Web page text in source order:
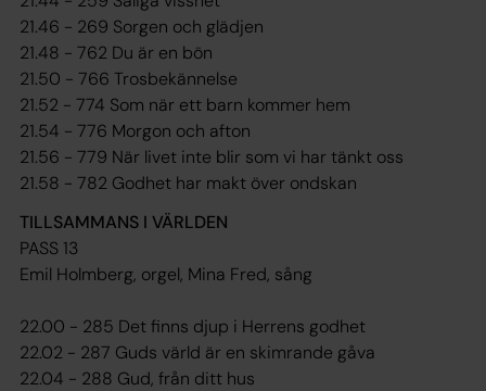
21.46 - 269 Sorgen och glädjen
21.48 - 762 Du är en bön
21.50 - 766 Trosbekännelse
21.52 - 774 Som när ett barn kommer hem
21.54 - 776 Morgon och afton
21.56 - 779 När livet inte blir som vi har tänkt oss
21.58 - 782 Godhet har makt över ondskan
TILLSAMMANS I VÄRLDEN
PASS 13
Emil Holmberg, orgel, Mina Fred, sång
22.00 - 285 Det finns djup i Herrens godhet
22.02 - 287 Guds värld är en skimrande gåva
22.04 - 288 Gud, från ditt hus